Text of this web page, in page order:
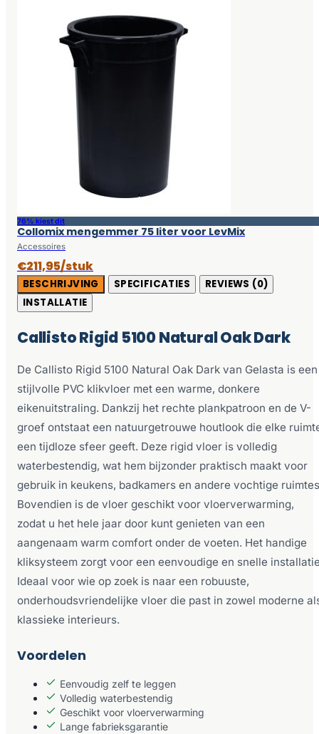
76% kiest dit
Collomix mengemmer 75 liter voor LevMix
Accessoires
€211,95/stuk
BESCHRIJVING SPECIFICATIES
REVIEWS (0)
INSTALLATIE
Callisto Rigid 5100 Natural Oak Dark
De Callisto Rigid 5100 Natural Oak Dark van Gelasta is een
stijlvolle PVC klikvloer met een warme, donkere
eikenuitstraling. Dankzij het rechte plankpatroon en de V-
groef ontstaat een natuurgetrouwe houtlook die elke
een tijdloze sfeer geeft. Deze rigid vloer is volledig
waterbestendig, wat hem bijzonder praktisch maakt voor
gebruik in keukens, badkamers en andere vochtige
Bovendien is de vloer geschikt voor vloerverwarming,
zodat u het hele jaar door kunt genieten van een
aangenaam warm comfort onder de voeten. Het handige
kliksysteem zorgt voor een eenvoudige en snelle
Ideaal voor wie op zoek is naar een robuuste,
onderhoudsvriendelijke vloer die past in zowel moderne
klassieke interieurs.
Voordelen
Eenvoudig zelf te leggen
Volledig waterbestendig
Geschikt voor vloerverwarming
Lange fabrieksgarantie